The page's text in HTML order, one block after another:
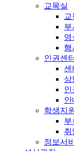
교목실
교
부
영
행
인권센터
센
상
인
안
학생지원
부
취
정보서